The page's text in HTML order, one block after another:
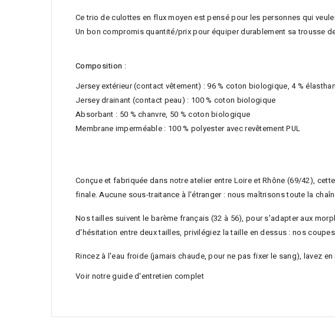
Ce trio de culottes en flux moyen est pensé pour les personnes qui
Un bon compromis quantité/prix pour équiper durablement sa trousse
Composition :
Jersey extérieur (contact vêtement) : 96 % coton biologique, 4 %
Jersey drainant (contact peau) : 100 % coton biologique
Absorbant : 50 % chanvre, 50 % coton biologique
Membrane imperméable : 100 % polyester avec revêtement PUL
Conçue et fabriquée dans notre atelier entre Loire et Rhône (69/42),
finale. Aucune sous-traitance à l'étranger : nous maîtrisons toute la
Nos tailles suivent le barème français (32 à 56), pour s'adapter aux
d'hésitation entre deux tailles, privilégiez la taille en dessus : nos
Rincez à l'eau froide (jamais chaude, pour ne pas fixer le sang), lavez
Voir notre guide d'entretien complet